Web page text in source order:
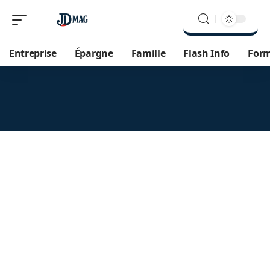
Entreprise Épargne Famille Flash Info